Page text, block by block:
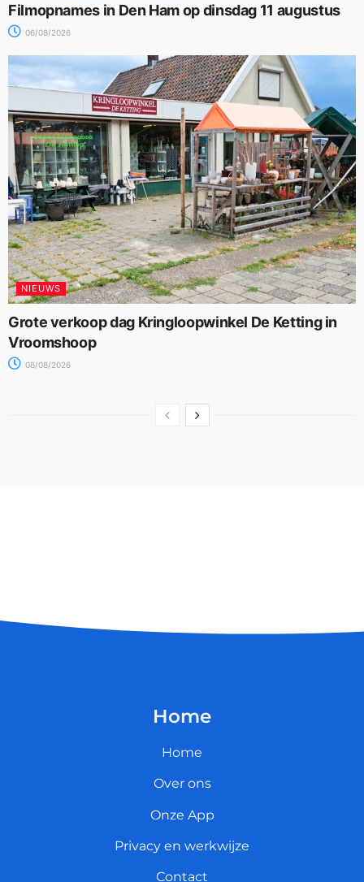
Filmopnames in Den Ham op dinsdag 11 augustus
06/08/2026
NIEUWS
Grote verkoop dag Kringloopwinkel De Ketting in
Vroomshoop
06/08/2026
Home
Home
Over ons
Onze App
Privacy en werkwijze
Contact